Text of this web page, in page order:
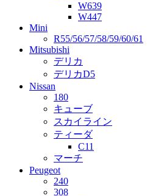
W639
W447
Mini
R55/56/57/58/59/60/61
Mitsubishi
デリカ
デリカD5
Nissan
180
キューブ
スカイライン
ティーダ
C11
マーチ
Peugeot
240
308